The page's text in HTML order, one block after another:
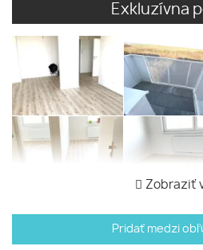
Exkluzívna
Zobraziť
Pridať medzi